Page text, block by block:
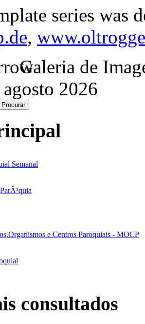
series was
,
Galeria de
2026
Semanal
e Centros Paroquiais - MOCP
consultados